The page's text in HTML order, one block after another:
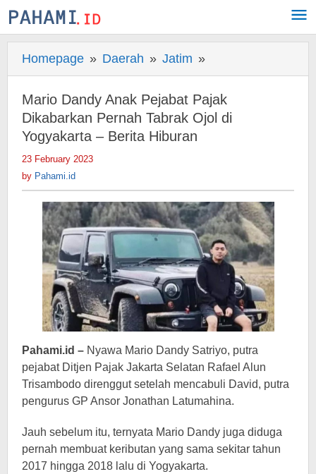
Skip
to
Homepage » Daerah » Jatim »
Dandy
Anak
Pejabat
Tabrak
Ojol
di
Yogyakarta
Berita
Hiburan
Mario Dandy Anak Pejabat Pajak
Dikabarkan Pernah Tabrak Ojol di
Yogyakarta – Berita Hiburan
23 February 2023
by Pahami.id
Pahami.id – Nyawa Mario Dandy Satriyo, putra
pejabat Ditjen Pajak Jakarta Selatan Rafael Alun
Trisambodo direnggut setelah mencabuli David, putra
pengurus GP Ansor Jonathan Latumahina.
Jauh sebelum itu, ternyata Mario Dandy juga diduga
pernah membuat keributan yang sama sekitar tahun
2017 hingga 2018 lalu di Yogyakarta.